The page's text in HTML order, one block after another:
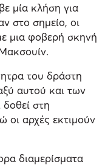
μία κλήση για
στο σημείο, οι
μια φοβερή σκηνή
του δράστη
αυτού και των
στη
οι αρχές εκτιμούν
διαμερίσματα